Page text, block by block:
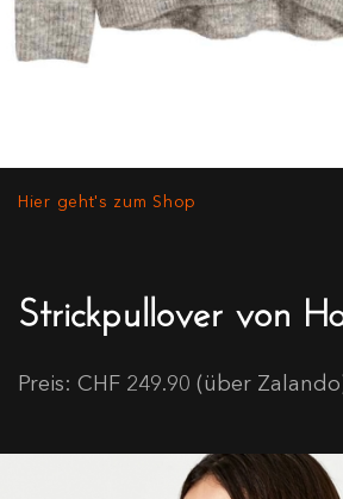
Hier geht's zum Shop
Strickpullover von
Preis: CHF 249.90 (über